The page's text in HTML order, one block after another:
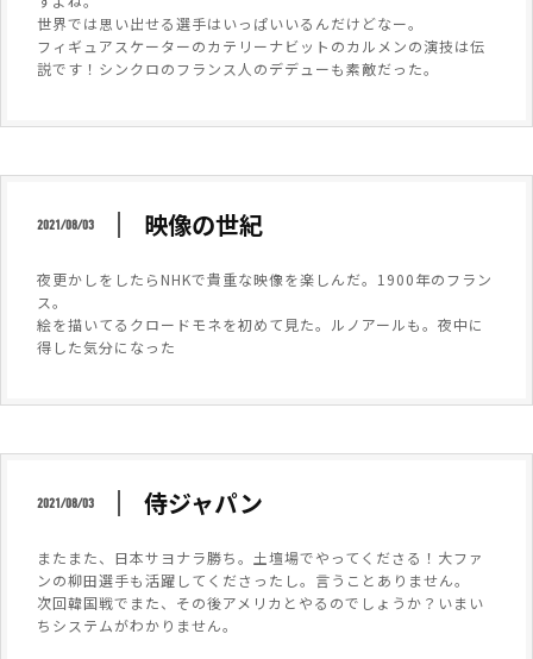
世界では思い出せる選手はいっぱいいるんだけどなー。
フィギュアスケーターのカテリーナビットのカルメンの演技は伝
説です！シンクロのフランス人のデデューも素敵だった。
2021/08/03 映像の世紀
夜更かしをしたらNHKで貴重な映像を楽しんだ。1900年のフラン
ス。
絵を描いてるクロードモネを初めて見た。ルノアールも。夜中に
得した気分になった
2021/08/03 侍ジャパン
またまた、日本サヨナラ勝ち。土壇場でやってくださる！大ファ
ンの柳田選手も活躍してくださったし。言うことありません。
次回韓国戦でまた、その後アメリカとやるのでしょうか？いまい
ちシステムがわかりません。